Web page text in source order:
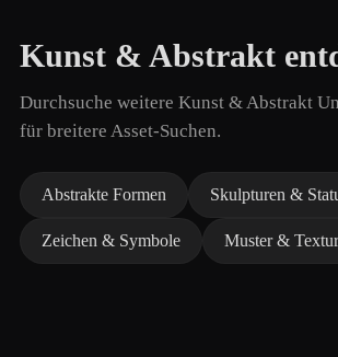
Kunst & Abstrakt
Durchsuche weitere Kunst & Abstrakt
für breitere Asset-Suchen.
Abstrakte Formen Skulpturen &
Zeichen & Symbole Muster &